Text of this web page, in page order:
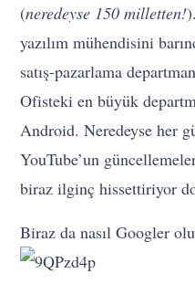
(neredeyse 150 milletten!
yazılım mühendisini
satış-pazarlama
Ofisteki en büyük
Android. Neredeyse her
YouTube’un
biraz ilginç hissettiriyor
Biraz da nasıl Googler